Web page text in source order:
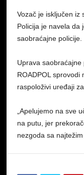
Vozač je isključen iz
Policija je navela da
saobraćajne policije.
Uprava
ROADPOL
raspoloživi uređaji
„Apelujemo na sve
na putu, jer
nezgoda sa